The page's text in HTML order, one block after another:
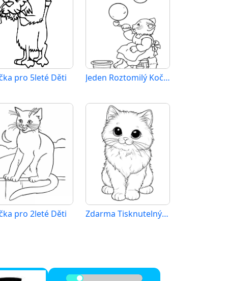
pro 5leté Děti Jeden Roztomilý Kočka
pro 2leté Děti Zdarma Tisknutelný Kočka